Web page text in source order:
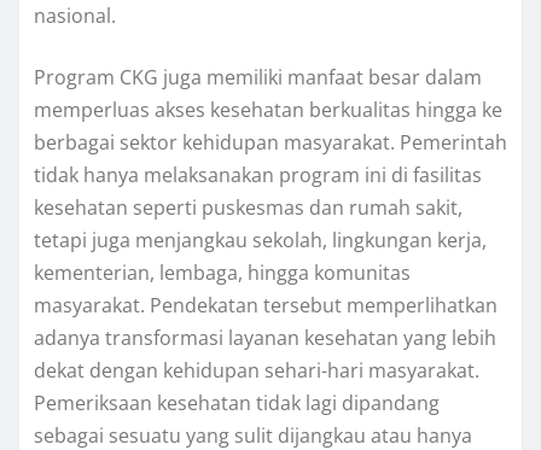
nasional.
Program CKG juga memiliki manfaat besar dalam
memperluas akses kesehatan berkualitas hingga ke
berbagai sektor kehidupan masyarakat. Pemerintah
tidak hanya melaksanakan program ini di fasilitas
kesehatan seperti puskesmas dan rumah sakit,
tetapi juga menjangkau sekolah, lingkungan kerja,
kementerian, lembaga, hingga komunitas
masyarakat. Pendekatan tersebut memperlihatkan
adanya transformasi layanan kesehatan yang lebih
dekat dengan kehidupan sehari-hari masyarakat.
Pemeriksaan kesehatan tidak lagi dipandang
sebagai sesuatu yang sulit dijangkau atau hanya